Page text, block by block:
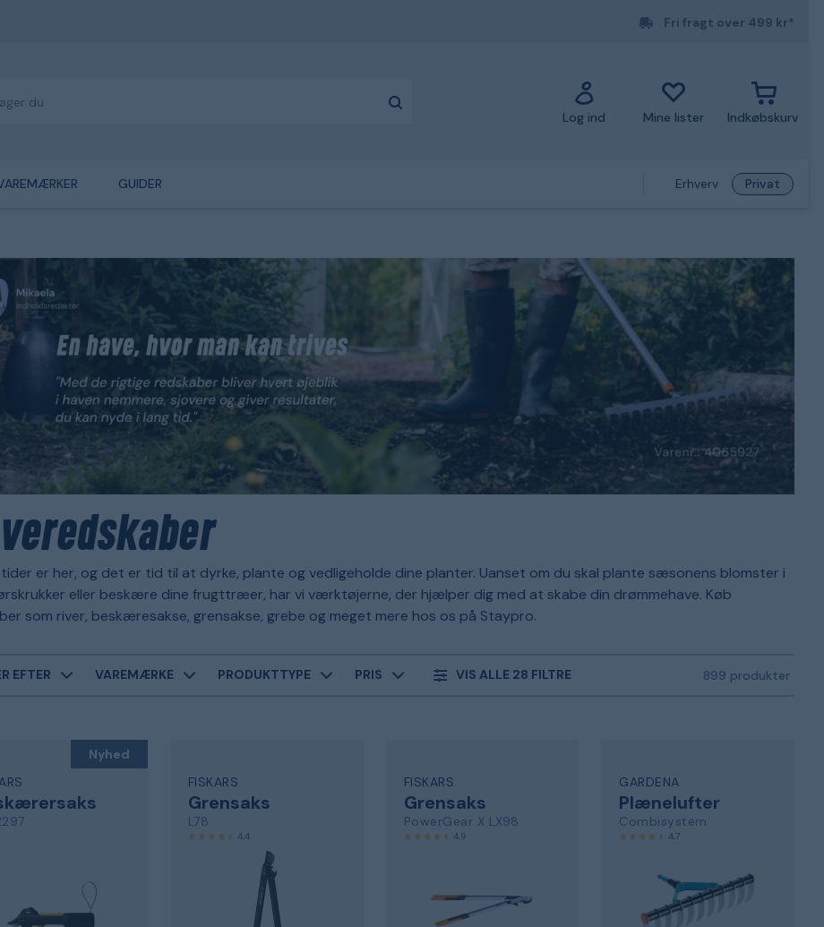
Fri fragt over 499 kr*
Log ind Mine lister Indkøbskurv
GUIDER Erhverv Privat
er her, og det er tid til at dyrke, plante og vedligeholde dine planter. Uanset om du skal plante sæsonens blomster i
eller beskære dine frugttræer, har vi værktøjerne, der hjælper dig med at skabe din drømmehave. Køb
som river, beskæresakse, grensakse, grebe og meget mere hos os på Staypro.
EFTER VAREMÆRKE PRODUKTTYPE PRIS VIS ALLE 28 FILTRE 899 produkter
Nyhed
FISKARS
Grensaks
L78
4,4
FISKARS
Grensaks
PowerGear X LX98
4,9
GARDENA
Plænelufter
Combisystem
4,7